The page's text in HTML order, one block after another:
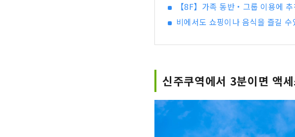
【8F】가족 동반・그룹 이용에
비에서도 쇼핑이나 음식을 즐길
신주쿠역에서 3분이면 액